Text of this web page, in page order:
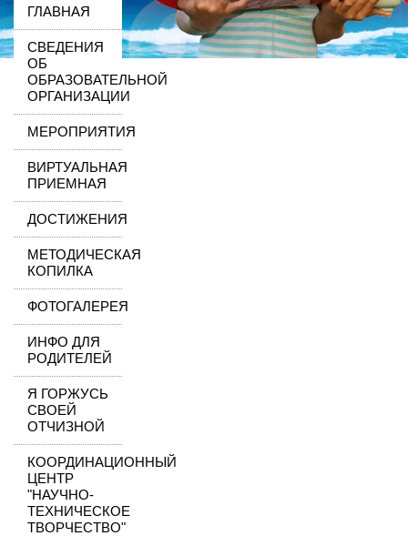
ГЛАВНАЯ
СВЕДЕНИЯ
ОБ
ОБРАЗОВАТЕЛЬНОЙ
ОРГАНИЗАЦИИ
МЕРОПРИЯТИЯ
ВИРТУАЛЬНАЯ
ПРИЕМНАЯ
ДОСТИЖЕНИЯ
МЕТОДИЧЕСКАЯ
КОПИЛКА
ФОТОГАЛЕРЕЯ
ИНФО ДЛЯ
РОДИТЕЛЕЙ
Я ГОРЖУСЬ
СВОЕЙ
ОТЧИЗНОЙ
КООРДИНАЦИОННЫЙ
ЦЕНТР
"НАУЧНО-
ТЕХНИЧЕСКОЕ
ТВОРЧЕСТВО"